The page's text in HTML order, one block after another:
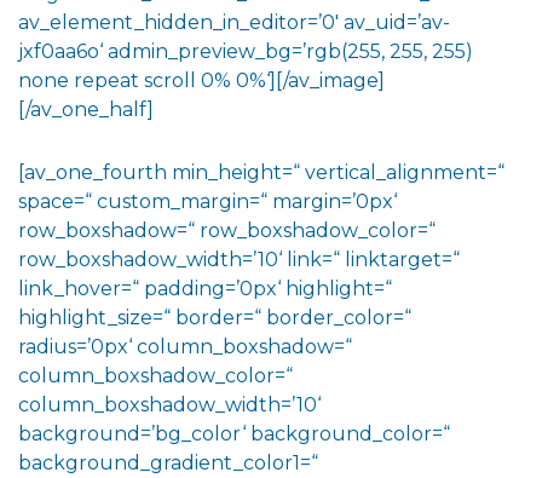
av_element_hidden_in_editor=’0′ av_uid=’av-
jxf0aa6o‘ admin_preview_bg=’rgb(255, 255, 255)
none repeat scroll 0% 0%‘][/av_image]
[/av_one_half]
[av_one_fourth min_height=“ vertical_alignment=“
space=“ custom_margin=“ margin=’0px‘
row_boxshadow=“ row_boxshadow_color=“
row_boxshadow_width=’10‘ link=“ linktarget=“
link_hover=“ padding=’0px‘ highlight=“
highlight_size=“ border=“ border_color=“
radius=’0px‘ column_boxshadow=“
column_boxshadow_color=“
column_boxshadow_width=’10‘
background=’bg_color‘ background_color=“
background_gradient_color1=“